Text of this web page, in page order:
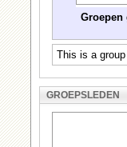
Groepen
This is a
GROEPSLEDEN